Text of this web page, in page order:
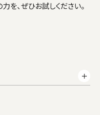
、ぜひお試しください。